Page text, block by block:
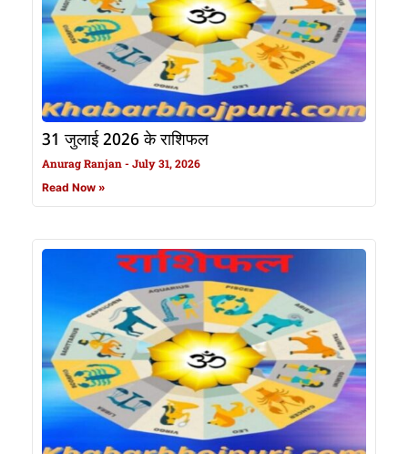
31 जुलाई 2026 के राशिफल
Anurag Ranjan July 31, 2026
Read Now »